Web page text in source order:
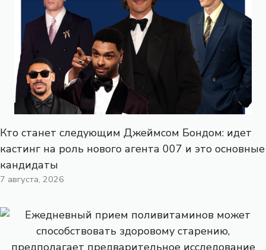
Кто станет следующим Джеймсом Бондом: идет
кастинг на роль нового агента 007 и это основные
кандидаты
7 августа, 2026